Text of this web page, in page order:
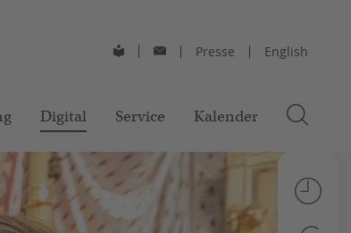
Presse English
Digital Service Kalender